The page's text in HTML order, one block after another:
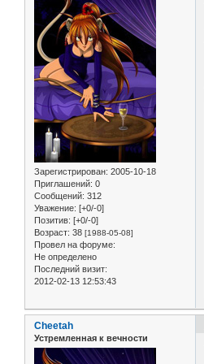
Зарегистрирован: 2005-10-18
Приглашений: 0
Сообщений: 312
Уважение: [+0/-0]
Позитив: [+0/-0]
Возраст: 38 [1988-05-08]
Провел на форуме:
Не определено
Последний визит:
2012-02-13 12:53:43
Cheetah
Устремленная к вечности